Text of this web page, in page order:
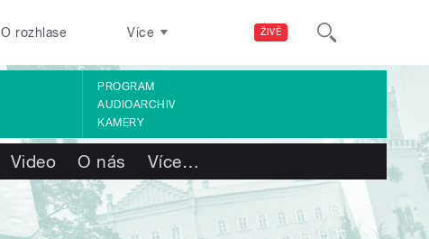
ŽIVĚ
O rozhlase Více
PROGRAM
AUDIOARCHIV
KAMERY
Video O nás Více…